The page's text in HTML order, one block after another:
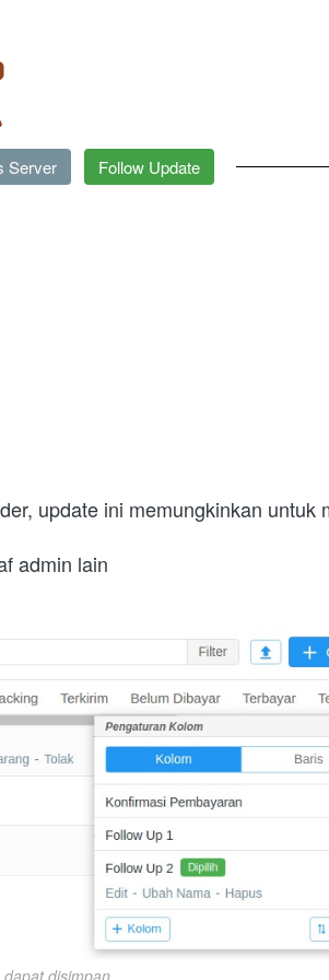
Server `Follow Update
update ini memungkinkan untuk
admin lain
disimpan